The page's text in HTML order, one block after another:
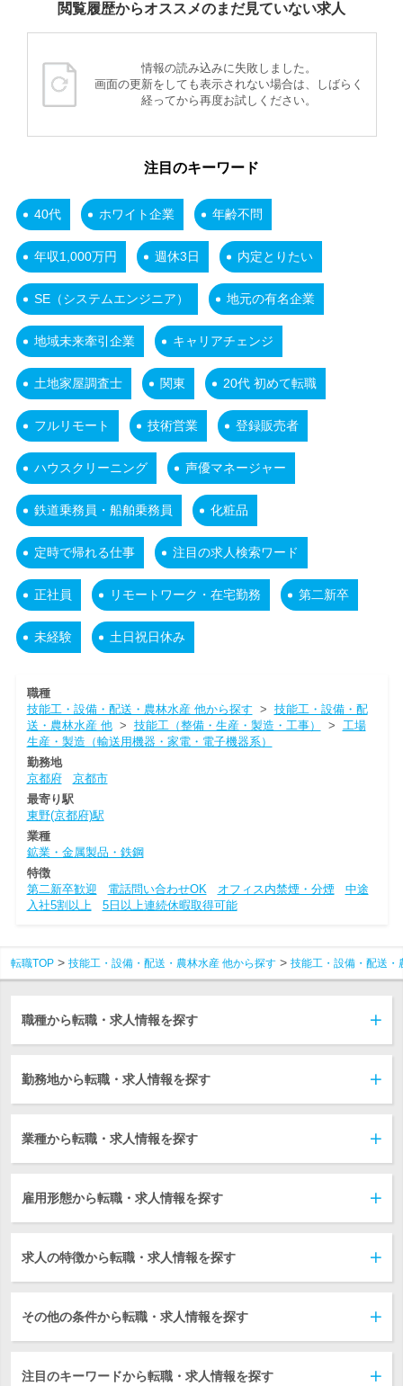
閲覧履歴からオススメのまだ見ていない求人
情報の読み込みに失敗しました。
画面の更新をしても表示されない場合は、しばらく
経ってから再度お試しください。
注目のキーワード
40代 ホワイト企業 年齢不問
年収1,000万円 週休3日 内定とりたい
SE（システムエンジニア） 地元の有名企業
地域未来牽引企業 キャリアチェンジ
土地家屋調査士 関東 20代 初めて転職
フルリモート 技術営業 登録販売者
ハウスクリーニング 声優マネージャー
鉄道乗務員・船舶乗務員 化粧品
定時で帰れる仕事 注目の求人検索ワード
正社員 リモートワーク・在宅勤務 第二新卒
未経験 土日祝日休み
職種
技能工・設備・配送・農林水産 他から探す > 技能工・設備・配
送・農林水産 他> 技能工（整備・生産・製造・工事） > 工場
生産・製造（輸送用機器・家電・電子機器系）
勤務地
京都府
京都市
最寄り駅
東野(京都府)駅
業種
鉱業・金属製品・鉄鋼
特徴
第二新卒歓迎
電話問い合わせOK オフィス内禁煙・分煙
中途
入社5割以上
5日以上連続休暇取得可能
転職TOP 技能工・設備・配送・農林水産 他から探す 技能工・設備・配送・
職種から転職・求人情報を探す
勤務地から転職・求人情報を探す
業種から転職・求人情報を探す
雇用形態から転職・求人情報を探す
求人の特徴から転職・求人情報を探す
その他の条件から転職・求人情報を探す
注目のキーワードから転職・求人情報を探す